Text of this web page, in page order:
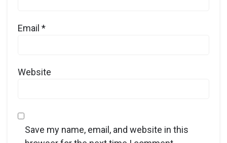
Email *
Website
Save my name, email, and website in this